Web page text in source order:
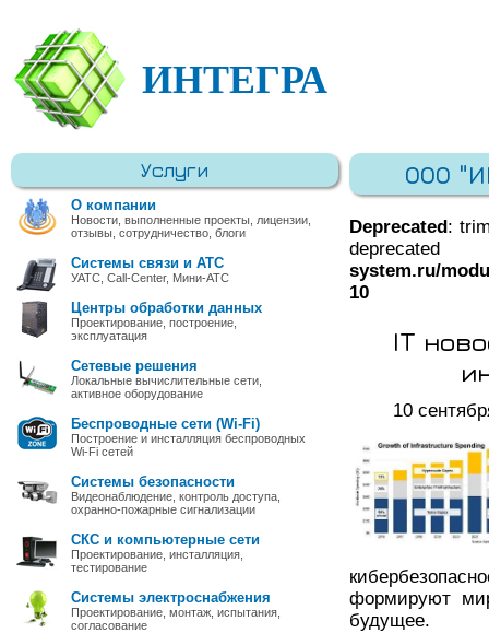
ИНТЕГРА
Услуги
О компании
Новости, выполненные проекты, лицензии,
отзывы, сотрудничество, блоги
Системы связи и АТС
УАТС, Call-Center, Мини-АТС
Центры обработки данных
Проектирование, построение,
эксплуатация
Сетевые решения
Локальные вычислительные сети,
активное оборудование
Беспроводные сети (Wi-Fi)
Построение и инсталляция беспроводных
Wi-Fi сетей
Системы безопасности
Видеонаблюдение, контроль доступа,
охранно-пожарные сигнализации
СКС и компьютерные сети
Проектирование, инсталляция,
тестирование
Системы электроснабжения
Проектирование, монтаж, испытания,
согласование
ООО
Deprecated:
system.ru/
10
IT
10
формируют
будущее.